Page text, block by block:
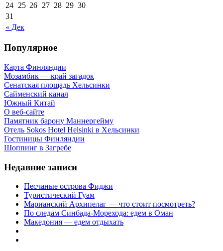
« Дек
24 25 26 27 28 29 30
31
Популярное
Карта Финляндии
Мозамбик — край загадок
Сенатская площадь Хельсинки
Сайменский канал
Южный Китай
О веб-сайте
Памятник барону Маннергейму
Отель Sokos Hotel Helsinki в Хельсинки
Гостиницы Финляндии
Шоппинг в Загребе
Недавние записи
Песчаные острова Фиджи
Туристический Гуам
Марианский Архипелаг — что стоит посмотреть?
По следам Синбада-Морехода: едем в Оман
Македония — едем отдыхать